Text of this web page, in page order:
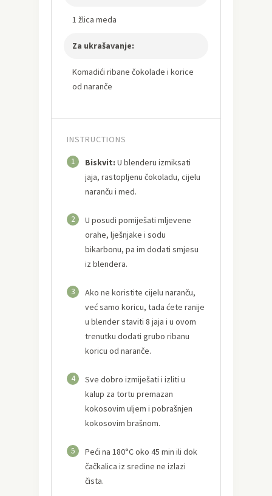
1 žlica meda
Za ukrašavanje:
Komadići ribane čokolade i korice
od naranče
INSTRUCTIONS
1 Biskvit: U blenderu izmiksati
jaja, rastopljenu čokoladu, cijelu
naranču i med.
2
U posudi pomiješati mljevene
orahe, lješnjake i sodu
bikarbonu, pa im dodati smjesu
iz blendera.
3
Ako ne koristite cijelu naranču,
već samo koricu, tada ćete ranije
u blender staviti 8 jaja i u ovom
trenutku dodati grubo ribanu
koricu od naranče.
4
Sve dobro izmiješati i izliti u
kalup za tortu premazan
kokosovim uljem i pobrašnjen
kokosovim brašnom.
5
Peći na 180°C oko 45 min ili dok
čačkalica iz sredine ne izlazi
čista.